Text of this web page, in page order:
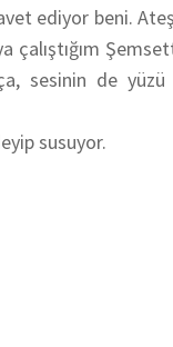
ediyor beni.
çalıştığım
sesinin de
susuyor.